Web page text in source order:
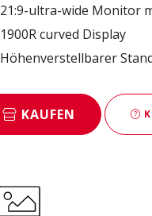
21:9-ultra-wide Monitor
1900R curved Display
Höhenverstellbarer
KAUFEN